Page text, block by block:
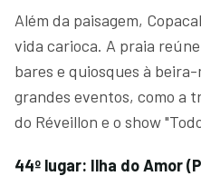
Além da paisagem,
vida carioca. A praia
bares e quiosques à
grandes eventos, como a
do Réveillon e o show
44º lugar: Ilha do Amor